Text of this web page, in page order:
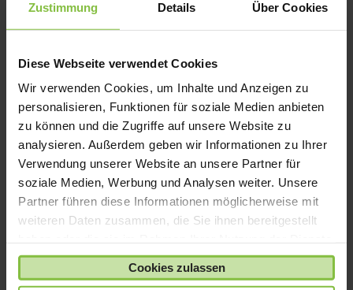
Zustimmung Details Über Cookies
Diese Webseite verwendet Cookies
Wir verwenden Cookies, um Inhalte und Anzeigen zu
personalisieren, Funktionen für soziale Medien anbieten
zu können und die Zugriffe auf unsere Website zu
analysieren. Außerdem geben wir Informationen zu Ihrer
Verwendung unserer Website an unsere Partner für
soziale Medien, Werbung und Analysen weiter. Unsere
Partner führen diese Informationen möglicherweise mit
weiteren Daten zusammen, die Sie ihnen bereitgestellt
gesammelt haben.
Cookies zulassen
Директор начальной и средней школы
имени Кардинала Дёпфнера
Решение и реализация
Феликс Бел, член колледжа, а также
консультант по цифровому образованию округа
Мильтенберг, сыграл ключевую роль в
руководстве KDS на его цифровом пути. Группа
опытом в области внедрения классов iPad,
финансируемых родителями, поскольку только